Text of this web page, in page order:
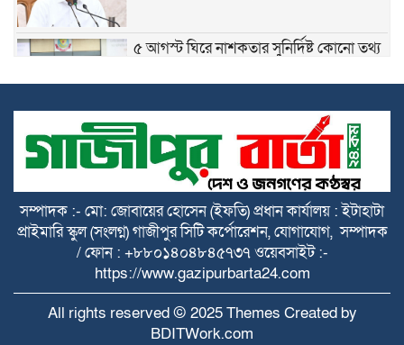
৫ আগস্ট ঘিরে নাশকতার সুনির্দিষ্ট কোনো তথ্য
গাজীপুরের কোনাবাড়ীতে আইফোনসহ ৪৪টি
চোরাই মোবাইল উদ্ধার, গ্রেপ্তার ২
বাসন থানার বিশেষ অভিযানে পুলিশ আক্রান্ত ও
মাদক মামলার ৫ আসামি গ্রেপ্তার
জুলাই গণঅভ্যুত্থান দিবস উপলক্ষে দেশজুড়ে
বিশেষ নিরাপত্তা জোরদার
সম্পাদক :- মো: জোবায়ের হোসেন (ইফতি) প্রধান কার্যালয় : ইটাহাটা
প্রাইমারি স্কুল (সংলগ্ন) গাজীপুর সিটি কর্পোরেশন, যোগাযোগ, সম্পাদক
/ ফোন : +৮৮০১৪০৪৮৪৫৭৩৭ ওয়েবসাইট :-
https://www.gazipurbarta24.com
All rights reserved © 2025 Themes Created by
BDITWork.com